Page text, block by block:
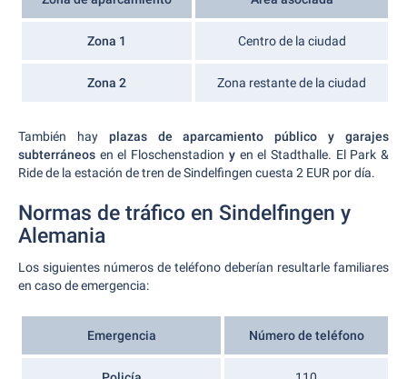
Zona 1 Centro de la ciudad
Zona 2 Zona restante de la ciudad
También hay plazas de aparcamiento público y garajes
subterráneos en el Floschenstadion yen el Stadthalle. El Park &
Ride de la estación de tren de Sindelfingen cuesta 2 EUR por día.
Normas de tráfico en Sindelfingen y
Alemania
Los siguientes números de teléfono deberían resultarle familiares
en caso de emergencia:
Emergencia Número de teléfono